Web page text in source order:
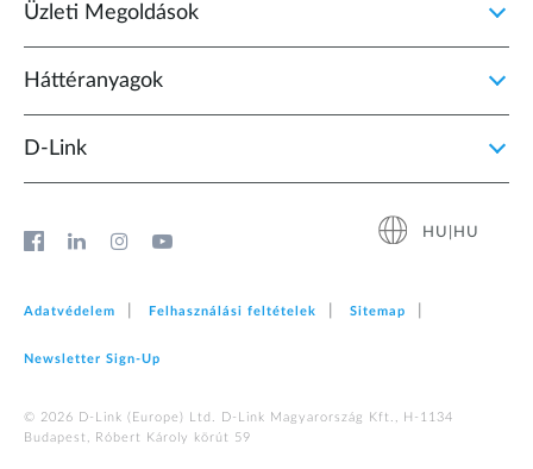
Üzleti Megoldások
Háttéranyagok
D‑Link
HU|HU
Adatvédelem Felhasználási feltételek Sitemap
Newsletter Sign‑Up
© 2026 D‑Link (Europe) Ltd. D-Link Magyarország Kft., H-1134
Budapest, Róbert Károly körút 59